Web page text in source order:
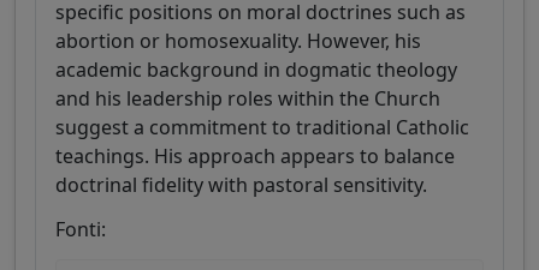
specific positions on moral doctrines such as
abortion or homosexuality. However, his
academic background in dogmatic theology
and his leadership roles within the Church
suggest a commitment to traditional Catholic
teachings. His approach appears to balance
doctrinal fidelity with pastoral sensitivity.
Fonti: